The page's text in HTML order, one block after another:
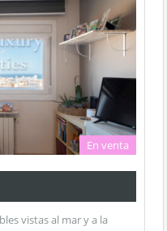
En venta
vistas al mar y a la